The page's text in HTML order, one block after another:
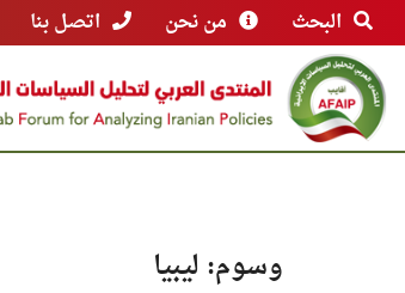
البحث من نحن اتصل بنا
وسوم: ليبيا